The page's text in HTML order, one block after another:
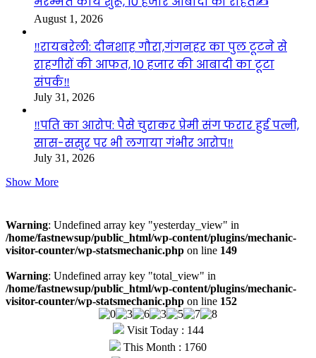
August 1, 2026
‼️रायबरेली: दीनशाह गौरा,गंगनहर का पुल टूटने से
राहगीरों की आफत, 10 हजार की आबादी का टूटा
संपर्क‼️
July 31, 2026
‼️पति का आरोप: पैसे चुराकर प्रेमी संग फरार हुई पत्नी,
सास-ससुर पर भी लगाया गंभीर आरोप‼️
July 31, 2026
Show More
Warning: Undefined array key "yesterday_view" in
/home/fastnewsup/public_html/wp-content/plugins/mechanic-
visitor-counter/wp-statsmechanic.php on line 149
Warning: Undefined array key "total_view" in
/home/fastnewsup/public_html/wp-content/plugins/mechanic-
visitor-counter/wp-statsmechanic.php on line 152
Visit Today : 144
This Month : 1760